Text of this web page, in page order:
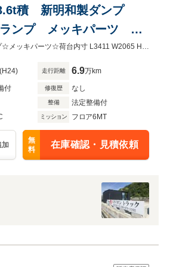
積 新明和製ダンプ
ンプ メッキパーツ 荷
☆3.6t積☆新明和製ダンプ(DR4)☆コボレーン☆6MT☆電格ミラー☆フォグランプ☆メッキパーツ☆荷台内寸 L3411 W2065 H330
(H24) 走行距離 6.9万km
付 修復歴 なし
整備
法定整備付
ミッション フロア6MT
無
料
在庫確認・見積依頼